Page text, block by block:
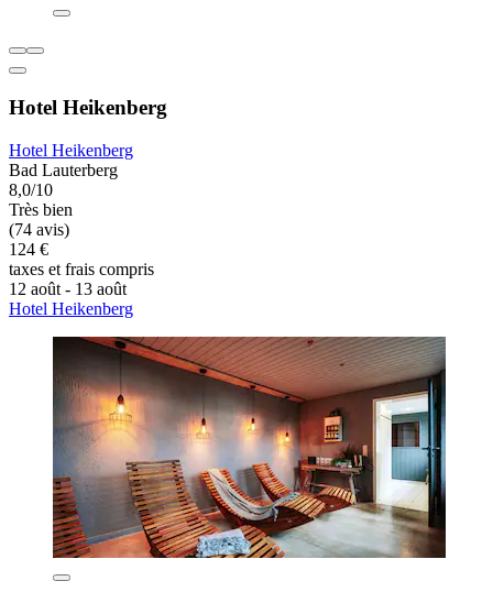
Hotel Heikenberg
Hotel Heikenberg
Bad Lauterberg
8,0/10
Très bien
(74 avis)
124 €
taxes et frais compris
12 août - 13 août
Hotel Heikenberg